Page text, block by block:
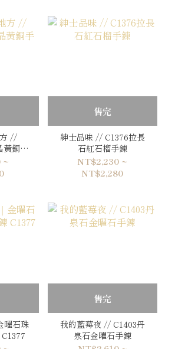
//
黃銅手
~
售完
紳士品味 // C1376拉長
石紅石榴手鍊
NT$2,230 ~
NT$2,280
曜石珠
售完
我的藍莓夜 // C1403丹
泉石金曜石手鍊